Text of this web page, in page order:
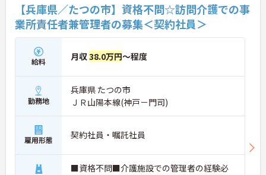
【兵庫県／たつの市】資格不問☆訪問介護での事
業所責任者兼管理者の募集＜契約社員＞
給料 月収38.0万円～程度
勤務地
兵庫県 たつの市
ＪＲ山陽本線(神戸－門司)
雇用形態 契約社員・嘱託社員
■資格不問■介護施設での管理者の経験必